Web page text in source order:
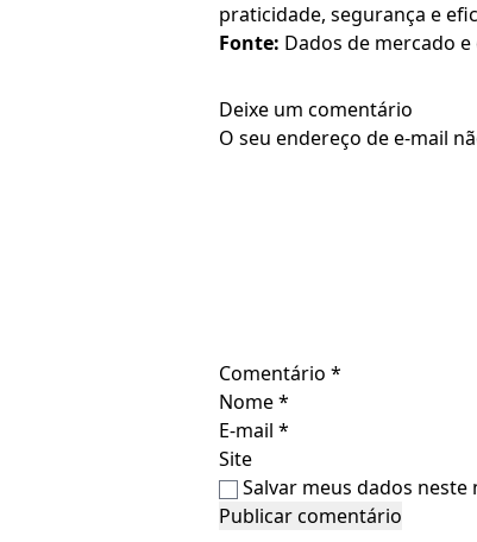
praticidade, segurança e
Fonte: Dados de mercado
Deixe um comentário
O seu endereço de e-mail
Comentário *
Nome*
E-mail *
Site
Salvar meus dados